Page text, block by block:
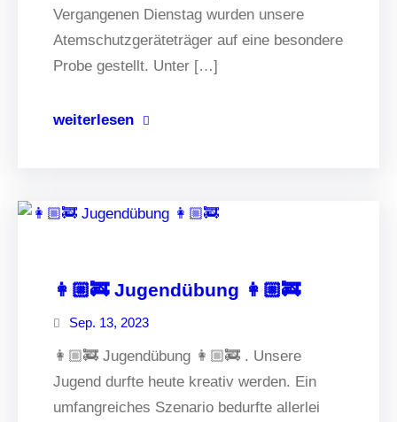
Vergangenen Dienstag wurden unsere
Atemschutzgeräteträger auf eine besondere
Probe gestellt. Unter […]
weiterlesen
👩🏼‍🚒 Jugendübung 👩🏼‍🚒
Sep. 13, 2023
👩🏼‍🚒 Jugendübung 👩🏼‍🚒 . Unsere
Jugend durfte heute kreativ werden. Ein
umfangreiches Szenario bedurfte allerlei